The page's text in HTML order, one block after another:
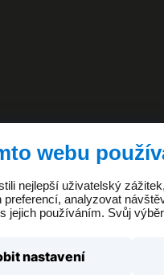
webu
nejlepší uživatelský
preferencí, analyzovat
jejich používáním. Svůj
nastavení